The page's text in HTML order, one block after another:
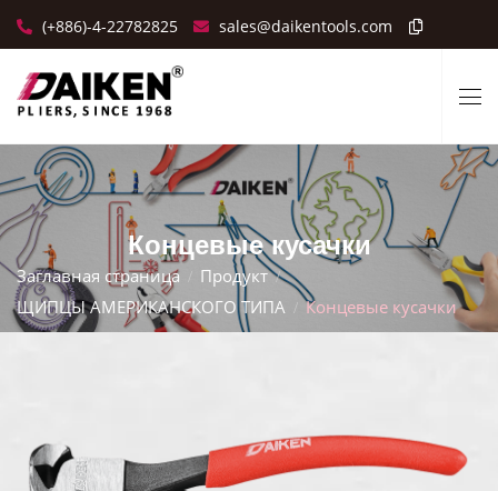
(+886)-4-22782825 sales@daikentools.com
Концевые кусачки
Заглавная страница
Продукт
ЩИПЦЫ АМЕРИКАНСКОГО ТИПА
Концевые кусачки